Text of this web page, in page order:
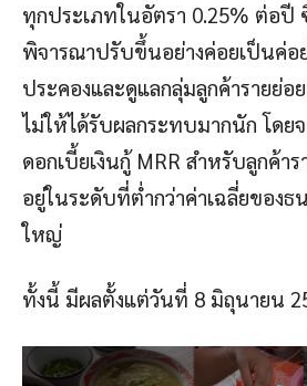
ทุกประเภทในอัตรา 0.25% ต่อปี
พิจารณาปรับขึ้นอย่างค่อยเป็นค่อ
ประคองและดูแลกลุ่มลูกค้ารายย่อ
ไม่ให้ได้รับผลกระทบมากนัก โดย
ดอกเบี้ยเงินกู้ MRR สำหรับลูกค้า
อยู่ในระดับที่ต่ำกว่าค่าเฉลี่ยของ
ใหญ่
ทั้งนี้ มีผลตั้งแต่วันที่ 8 มิถุนายน